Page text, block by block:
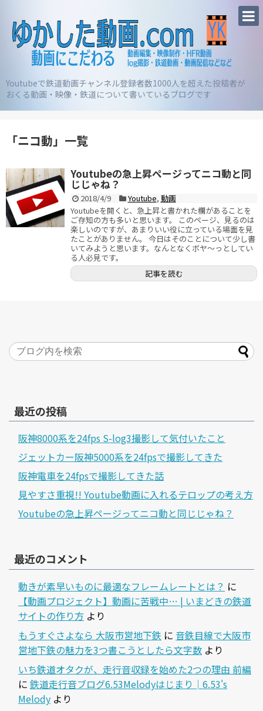
Youtubeで鉄道動画チャンネル登録者数1000人を超えた投稿者が
おくる動画・映像・鉄道について書いているブログです
「ニコ動」 一覧
Youtubeの急上昇ページってニコ動と同
じじゃね？
2018/4/9 Youtube, 動画
Youtubeを開くと、急上昇と書かれた欄があることを
ご存知の方も多いと思います。 このページ、見るのは
楽しいのですが、あまりいい役に立っている場面を見
たことがありません。 今日はそのことについて少し書
いてみようと思います。なんとなくボヤ～っとしてい
る人必見です。
記事を読む
最近の投稿
阪神8000系を24fps S-log3撮影して気付いたこと
ジェットカー阪神5000系を24fpsで撮影してきた
阪神電車を24fpsで撮影してきた話
見やすさ重視!! Youtube動画に入れるテロップの考え方
Youtubeの急上昇ページってニコ動と同じじゃね？
最近のコメント
動きが素早いものに最適なフレームレートとは？ に
【動画プロジェクト】動画に苦戦中… | いまどきの鉄道
サイトの作り方 より
もうすぐさよなら 大阪市営地下鉄 に 音鉄目線で大阪市
営地下鉄の魅力を3つ書こうとしたら文字数 より
いち鉄道オタクが、走行音収録を始めた2つの理由 前編
に 鉄道走行音ブログ6.53Melodyはじまり│6.53's
Melody より